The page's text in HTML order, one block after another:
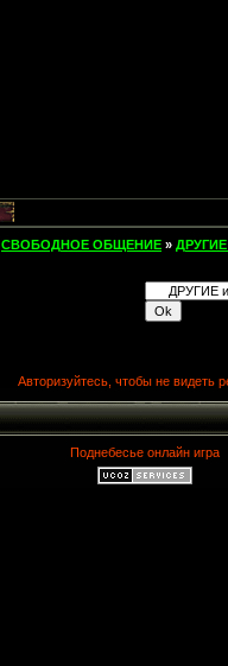
СВОБОДНОЕ ОБЩЕНИЕ »
Авторизуйтесь, чтобы не видеть
Поднебесье онлайн игра